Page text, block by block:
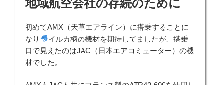
日:
地域航空会社の存続のために
初めてAMX（天草エアライン）に搭乗することに
なり
イルカ柄の機材を期待してましたが、搭乗
口で見えたのはJAC（日本エアコミューター）の機
材でした。